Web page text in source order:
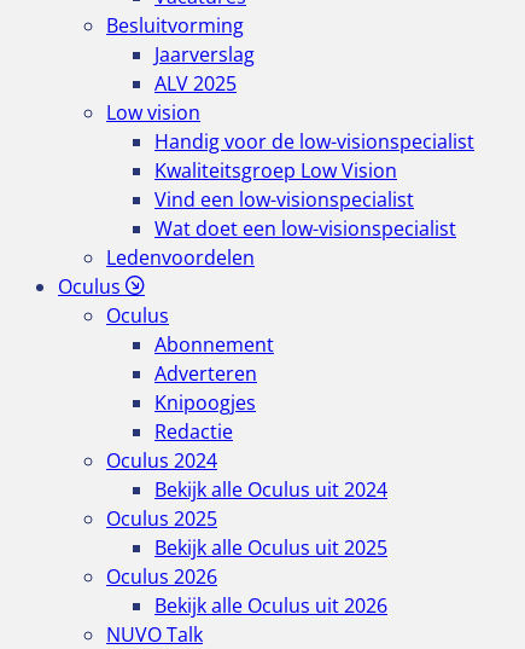
Besluitvorming
Jaarverslag
ALV 2025
Low vision
Handig voor de low-visionspecialist
Kwaliteitsgroep Low Vision
Vind een low-visionspecialist
Wat doet een low-visionspecialist
Ledenvoordelen
Oculus
Oculus
Abonnement
Adverteren
Knipoogjes
Redactie
Oculus 2024
Bekijk alle Oculus uit 2024
Oculus 2025
Bekijk alle Oculus uit 2025
Oculus 2026
Bekijk alle Oculus uit 2026
NUVO Talk